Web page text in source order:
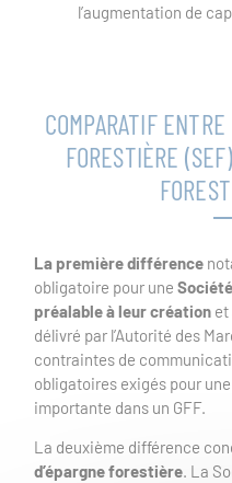
l’augmentation de
COMPARATIF
FORESTIÈRE
La première différence
obligatoire pour une
préalable à leur création et
délivré par l’Autorité des
contraintes de
obligatoires exigés pour
importante dans un GFF.
La deuxième différence
d’épargne forestière. La